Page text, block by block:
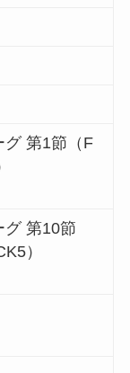
グ 第1節（F
グ 第10節
）